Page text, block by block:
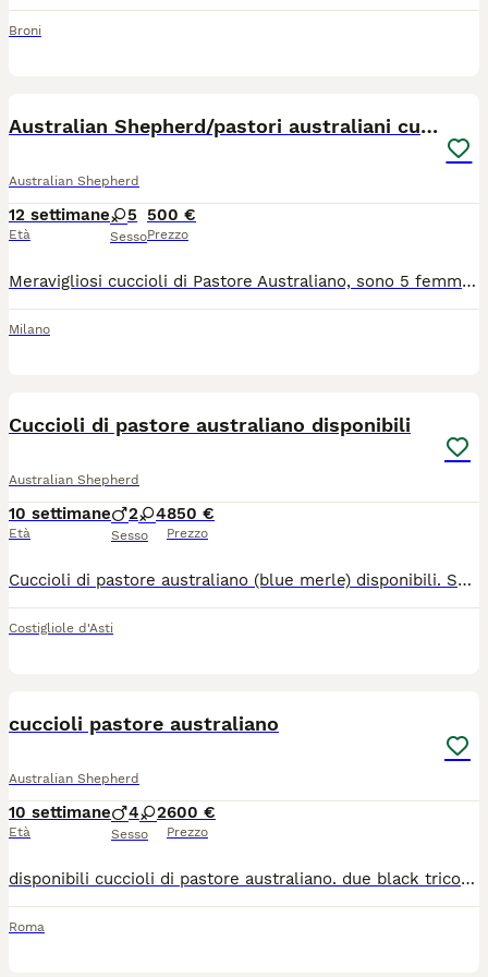
Broni
Australian Shepherd/pastori australiani cuccioli
Australian Shepherd
12 settimane
Età
5
Sesso
500 €
Prezzo
Meravigliosi cuccioli di Pastore Australiano, sono 5 femminucce nate il 14 maggio. Hanno un carattere molto dolce e affettuoso, sono socievoli e giocherellone, già pronte per una nuova famiglia. Vengono cedute con libretto sanitario, primo vaccino, microchip, ciclo completo di sverminazioni e si può avere anche il pedigree. I genitori sono testati per displasia anche e gomiti con risultati visibili sui pedigrèe. La richiesta è E. 500 per le cucciole black tricolor e 800 per la cucciola blue merle. Potete contattarmi su whatsapp o chiamata al 3519139277 per maggiori informazioni
Milano
Cuccioli di pastore australiano disponibili
Australian Shepherd
10 settimane
Età
2 4
Sesso
850 €
Prezzo
Cuccioli di pastore australiano (blue merle) disponibili. Sono nati il 26/05 e saranno disponibili a fine luglio con pedigree,vaccino,microchip e visita veterinaria. Sono 4 femmine e 2 maschi...tutti blue merle. Per info contattatemi.
Costigliole d'Asti
cuccioli pastore australiano
Australian Shepherd
10 settimane
Età
4 2
Sesso
600 €
Prezzo
disponibili cuccioli di pastore australiano. due black tricolor e quattro blue merle. i cuccioli verranno ceduti con pedigree, sverminazione, prima vaccinazione e microchip. genitori esenti da displasia e malattie genetiche.
Roma